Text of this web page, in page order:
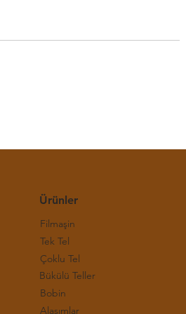
Hafta
Ürünler
Filmaşin
Tek Tel
Çoklu Tel
Bükülü Teller
Bobin
Alaşımlar